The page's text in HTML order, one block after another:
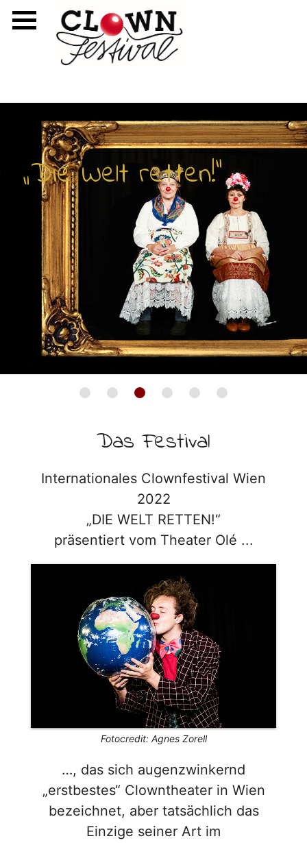
„Die Welt retten!“
Das Festival
Internationales Clownfestival Wien
2022
„DIE WELT RETTEN!“
präsentiert vom Theater Olé ...
Fotocredit: Agnes Zorell
…, das sich augenzwinkernd
„erstbestes“ Clowntheater in Wien
bezeichnet, aber tatsächlich das
Einzige seiner Art im